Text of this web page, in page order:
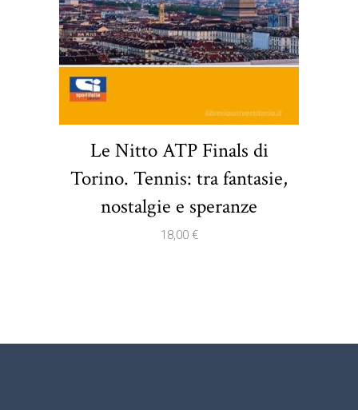
Le Nitto ATP Finals di
Torino. Tennis: tra fantasie,
nostalgie e speranze
18,00 €